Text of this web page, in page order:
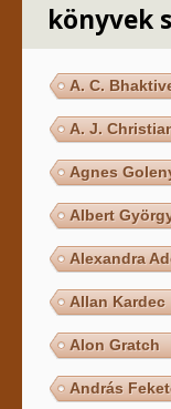
könyvek
A. C.
A. J.
Agnes
Albert
Alexandra
Allan Kardec
Alon Gratch
András